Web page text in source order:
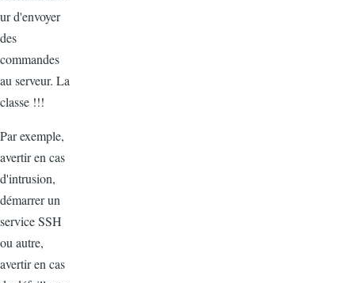
ur d'envoyer
des
commandes
au serveur. La
classe !!!
Par exemple,
avertir en cas
d'intrusion,
démarrer un
service SSH
ou autre,
avertir en cas